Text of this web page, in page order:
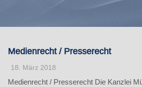
Medienrecht / Presserecht
18. März 2018
Medienrecht / Presserecht Die Kanzlei